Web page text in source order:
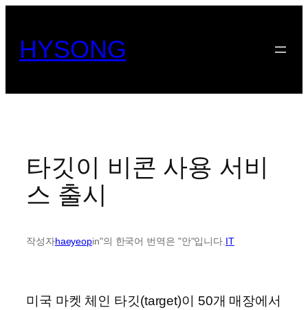
HYSONG
타깃이 비콘 사용 서비
스 출시
작성자haeyeopin"의 한국어 번역은 "안"입니다.IT
미국 마켓 체인 타깃(target)이 50개 매장에서